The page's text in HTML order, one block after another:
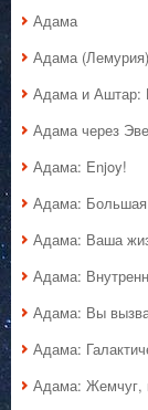
Адама
Адама
Адама и Аштар:
Адама через
Адама: Enjoy!
Адама: Большая
Адама: Ваша
Адама:
Адама: Вы
Адама:
Адама: Жемчуг,